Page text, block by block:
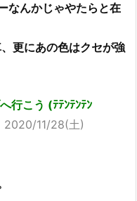
なんかじゃやたらと在
更にあの色はクセが強
行こう (ﾃﾃﾝﾃﾝﾃﾝ
2020/11/28(土)